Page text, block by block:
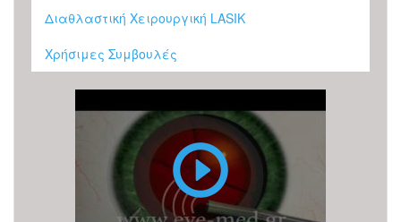
Διαθλαστική Χειρουργική LASIK
Χρήσιμες Συμβουλές
Επέμβαση
Καταρράκτη
υπερήχους